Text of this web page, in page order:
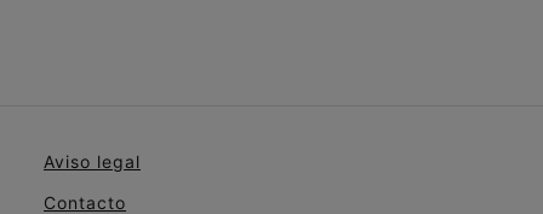
Aviso legal
Contacto